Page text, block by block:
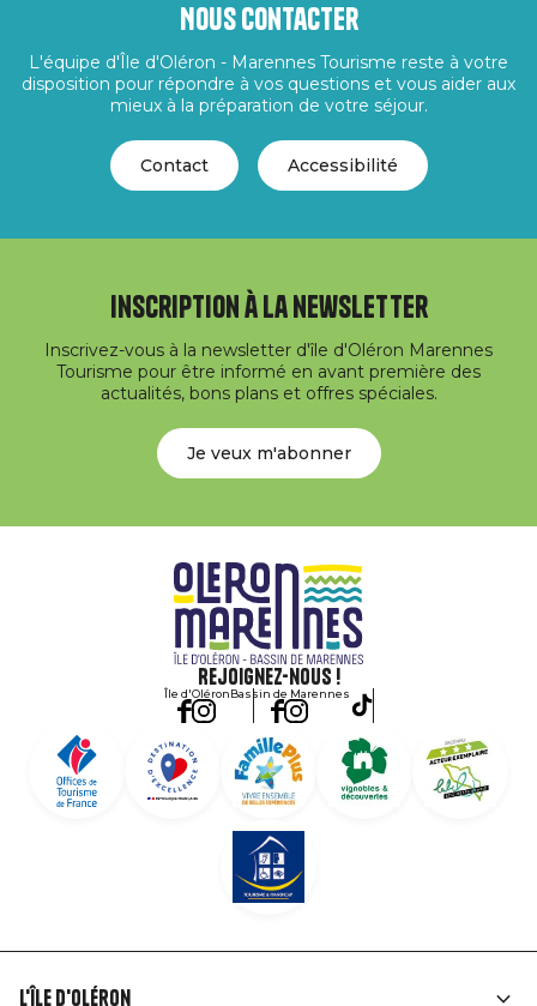
Nous contacter
L'équipe d'Île d'Oléron - Marennes Tourisme reste à votre
disposition pour répondre à vos questions et vous aider aux
mieux à la préparation de votre séjour.
Contact Accessibilité
Inscription à la newsletter
Inscrivez-vous à la newsletter d'île d'Oléron Marennes
Tourisme pour être informé en avant première des
actualités, bons plans et offres spéciales.
Je veux m'abonner
Rejoignez-nous !
Île d'OléronBassin de Marennes
L'île d'Oléron